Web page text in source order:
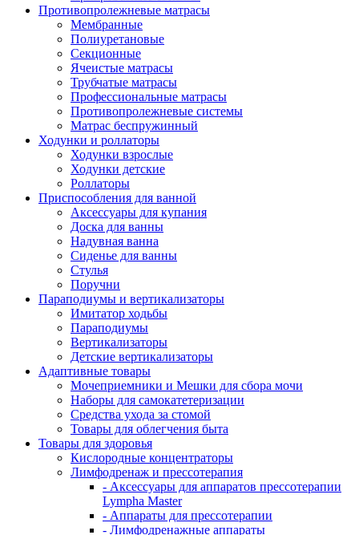
Противопролежневые матрасы
Мембранные
Полиуретановые
Секционные
Ячеистые матрасы
Трубчатые матрасы
Профессиональные матрасы
Противопролежневые системы
Матрас беспружинный
Ходунки и роллаторы
Ходунки взрослые
Ходунки детские
Роллаторы
Приспособления для ванной
Аксессуары для купания
Доска для ванны
Надувная ванна
Сиденье для ванны
Стулья
Поручни
Параподиумы и вертикализаторы
Имитатор ходьбы
Параподиумы
Вертикализаторы
Детские вертикализаторы
Адаптивные товары
Мочеприемники и Мешки для сбора мочи
Наборы для самокатетеризации
Средства ухода за стомой
Товары для облегчения быта
Товары для здоровья
Кислородные концентраторы
Лимфодренаж и прессотерапия
- Аксессуары для аппаратов прессотерапии
Lympha Master
- Аппараты для прессотерапии
- Лимфодренажные аппараты